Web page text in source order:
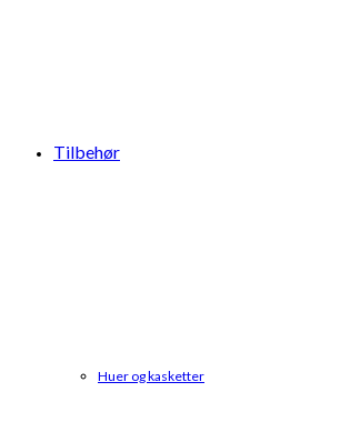
Tilbehør
Huer og kasketter